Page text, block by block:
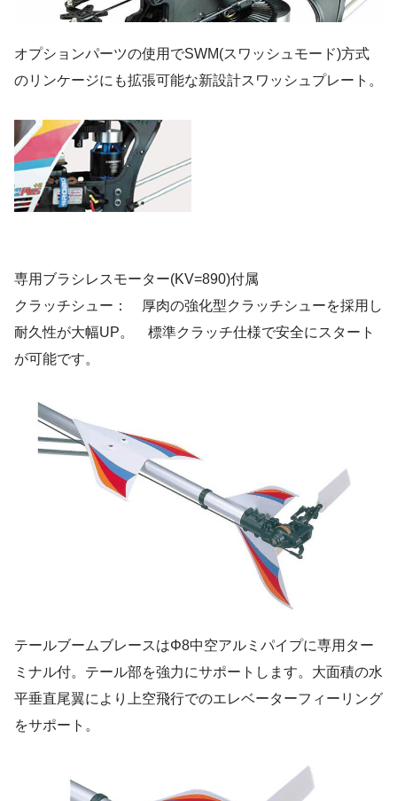
オプションパーツの使用でSWM(スワッシュモード)方式
のリンケージにも拡張可能な新設計スワッシュプレート。
専用ブラシレスモーター(KV=890)付属
クラッチシュー： 厚肉の強化型クラッチシューを採用し
耐久性が大幅UP。 標準クラッチ仕様で安全にスタート
が可能です。
テールブームブレースはΦ8中空アルミパイプに専用ター
ミナル付。テール部を強力にサポートします。大面積の水
平垂直尾翼により上空飛行でのエレベーターフィーリング
をサポート。